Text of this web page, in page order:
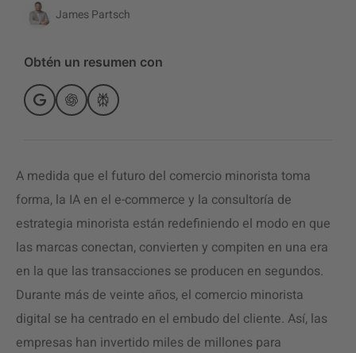
James Partsch
Obtén un resumen con
A medida que el futuro del comercio minorista toma
forma, la IA en el e-commerce y la consultoría de
estrategia minorista están redefiniendo el modo en que
las marcas conectan, convierten y compiten en una era
en la que las transacciones se producen en segundos.
Durante más de veinte años, el comercio minorista
digital se ha centrado en el embudo del cliente. Así, las
empresas han invertido miles de millones para